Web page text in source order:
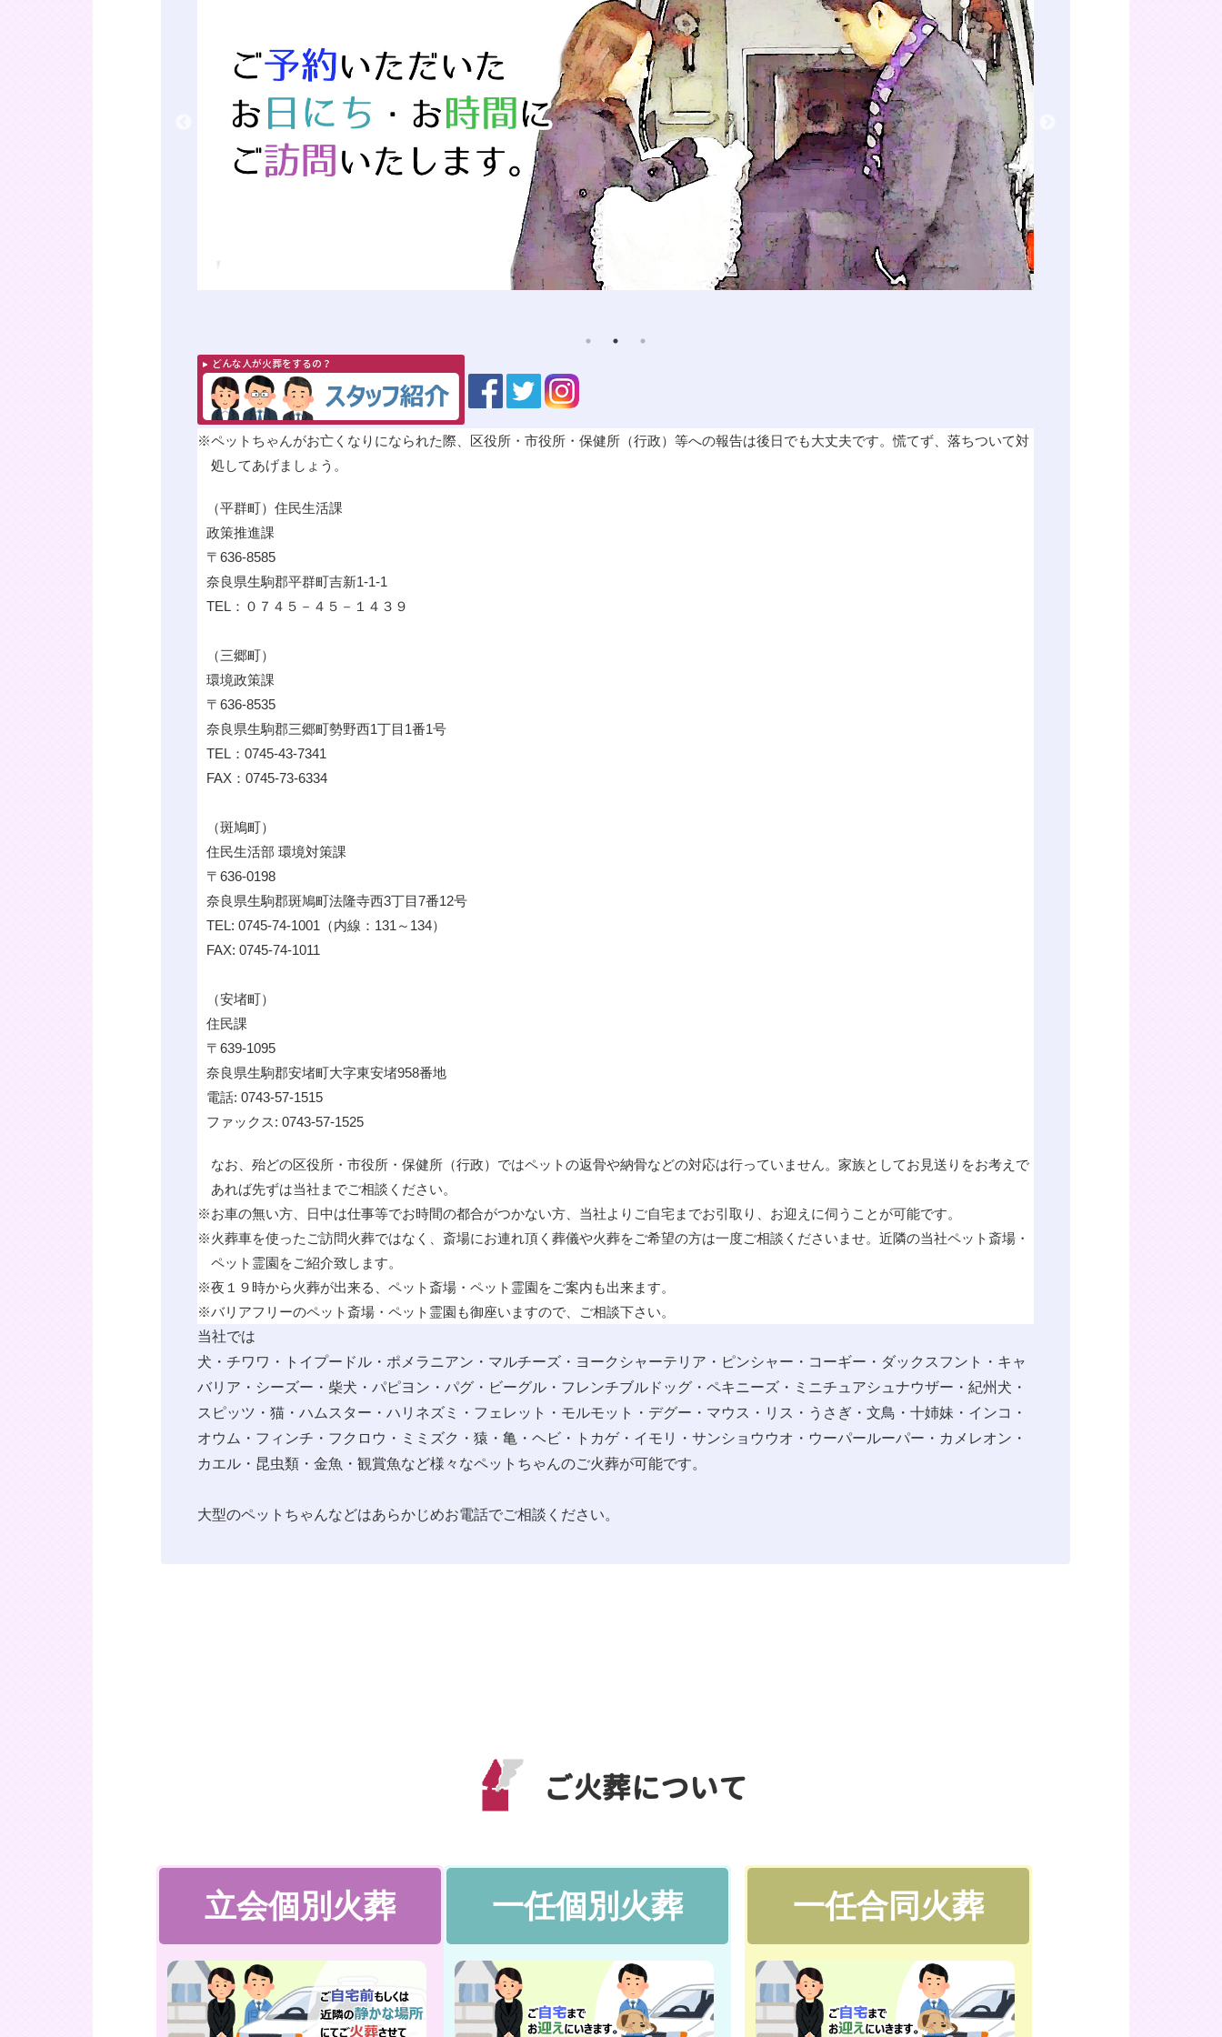
どんな人が火葬をするの？
※ペットちゃんがお亡くなりになられた際、区役所・市役所・保健所（行政）等への報告は後日でも大丈夫です。慌てず、落ちついて対
処してあげましょう。
（平群町）住民生活課
政策推進課
〒636-8585
奈良県生駒郡平群町吉新1-1-1
TEL：０７４５－４５－１４３９
（三郷町）
環境政策課
〒636-8535
奈良県生駒郡三郷町勢野西1丁目1番1号
TEL：0745-43-7341
FAX：0745-73-6334
（斑鳩町）
住民生活部 環境対策課
〒636-0198
奈良県生駒郡斑鳩町法隆寺西3丁目7番12号
TEL: 0745-74-1001（内線：131～134）
FAX: 0745-74-1011
（安堵町）
住民課
〒639-1095
奈良県生駒郡安堵町大字東安堵958番地
電話: 0743-57-1515
ファックス: 0743-57-1525
なお、殆どの区役所・市役所・保健所（行政）ではペットの返骨や納骨などの対応は行っていません。家族としてお見送りをお考えで
あれば先ずは当社までご相談ください。
※お車の無い方、日中は仕事等でお時間の都合がつかない方、当社よりご自宅までお引取り、お迎えに伺うことが可能です。
※火葬車を使ったご訪問火葬ではなく、斎場にお連れ頂く葬儀や火葬をご希望の方は一度ご相談くださいませ。近隣の当社ペット斎場・
ペット霊園をご紹介致します。
※夜１９時から火葬が出来る、ペット斎場・ペット霊園をご案内も出来ます。
※バリアフリーのペット斎場・ペット霊園も御座いますので、ご相談下さい。
当社では
犬・チワワ・トイプードル・ポメラニアン・マルチーズ・ヨークシャーテリア・ピンシャー・コーギー・ダックスフント・キャ
バリア・シーズー・柴犬・パピヨン・パグ・ビーグル・フレンチブルドッグ・ペキニーズ・ミニチュアシュナウザー・紀州犬・
スピッツ・猫・ハムスター・ハリネズミ・フェレット・モルモット・デグー・マウス・リス・うさぎ・文鳥・十姉妹・インコ・
オウム・フィンチ・フクロウ・ミミズク・猿・亀・ヘビ・トカゲ・イモリ・サンショウウオ・ウーパールーパー・カメレオン・
カエル・昆虫類・金魚・観賞魚など様々なペットちゃんのご火葬が可能です。
大型のペットちゃんなどはあらかじめお電話でご相談ください。
ご火葬について
立会個別火葬 一任個別火葬 一任合同火葬